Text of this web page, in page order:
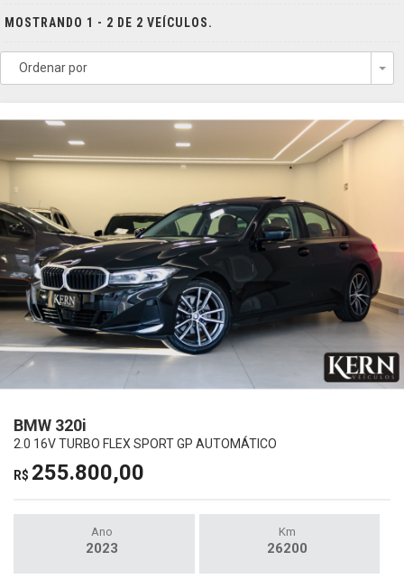
MOSTRANDO 1 - 2 DE 2 VEÍCULOS.
Ordenar por
BMW 320i
2.0 16V TURBO FLEX SPORT GP AUTOMÁTICO
R$ 255.800,00
Ano
2023
Km
26200